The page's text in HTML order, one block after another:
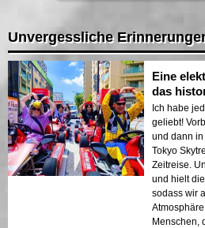
Unvergessliche
Eine
das
Ich habe
geliebt!
und dann
Tokyo
Zeitreise.
und hielt
sodass wir
Menschen,